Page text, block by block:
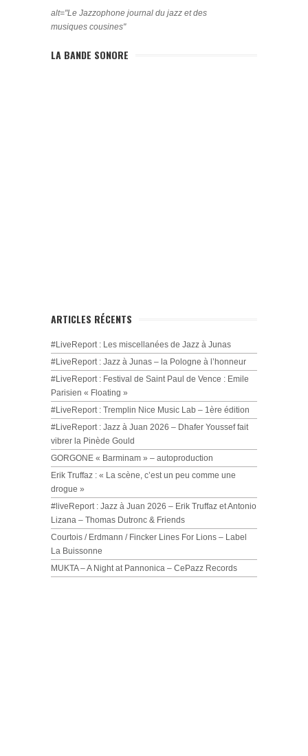
alt="Le Jazzophone journal du jazz et des
musiques cousines"
LA BANDE SONORE
ARTICLES RÉCENTS
#LiveReport : Les miscellanées de Jazz à Junas
#LiveReport : Jazz à Junas – la Pologne à l’honneur
#LiveReport : Festival de Saint Paul de Vence : Emile
Parisien « Floating »
#LiveReport : Tremplin Nice Music Lab – 1ère édition
#LiveReport : Jazz à Juan 2026 – Dhafer Youssef fait
vibrer la Pinède Gould
GORGONE « Barminam » – autoproduction
Erik Truffaz : « La scène, c’est un peu comme une
drogue »
#liveReport : Jazz à Juan 2026 – Erik Truffaz et Antonio
Lizana – Thomas Dutronc & Friends
Courtois / Erdmann / Fincker Lines For Lions – Label
La Buissonne
MUKTA – A Night at Pannonica – CePazz Records